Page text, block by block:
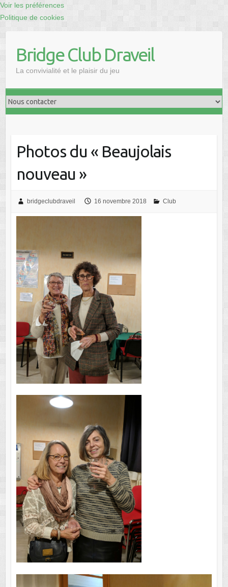
Voir les préférences
Politique de cookies
contentBridge Club Draveil
La convivialité et le plaisir du jeu
Photos du « Beaujolais
nouveau »
bridgeclubdraveil 16 novembre 2018 Club